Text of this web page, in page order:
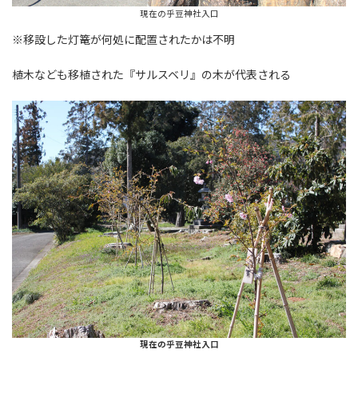
現在の乎豆神社入口
※移設した灯篭が何処に配置されたかは不明
植木なども移植された『サルスベリ』の木が代表される
現在の乎豆神社入口